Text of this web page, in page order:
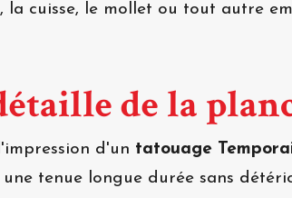
la cuisse, le mollet ou tout autre
de la
d'un tatouage
tenue longue durée sans